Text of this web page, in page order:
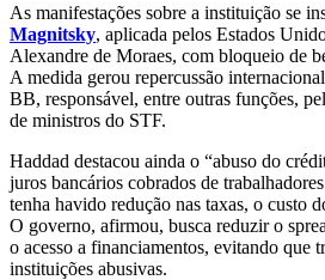
As manifestações sobre a instituição se
Magnitsky, aplicada pelos Estados
Alexandre de Moraes, com bloqueio de
A medida gerou repercussão
BB, responsável, entre outras funções,
de ministros do STF.
Haddad destacou ainda o “abuso do
juros bancários cobrados de
tenha havido redução nas taxas, o custo
O governo, afirmou, busca reduzir o
o acesso a financiamentos, evitando que
instituições abusivas.